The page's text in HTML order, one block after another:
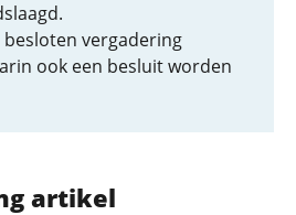
vergadering
ook een besluit worden
artikel